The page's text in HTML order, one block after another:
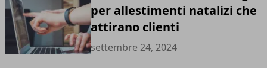
per allestimenti natalizi che
attirano clienti
settembre 24, 2024